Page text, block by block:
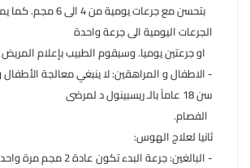
بتحسن مع جرعات يومية
الجرعات اليومية الى جرعة واحدة
او جرعتين يوميا. وسيقوم الطبيب بإعلام
- الاطفال و المراهقين: لا ينبغي معالجة
سن 18 عاماً بالـ ريسبينول د لمرضى
الفصام.
ثانيا لعلاج الهوس:
- البالغين: جرعة البدء تكون